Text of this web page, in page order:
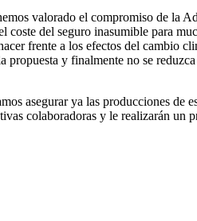
valorado el compromiso de la
coste del seguro inasumible para
frente a los efectos del cambio
propuesta y finalmente no se
asegurar ya las producciones de
colaboradoras y le realizarán un